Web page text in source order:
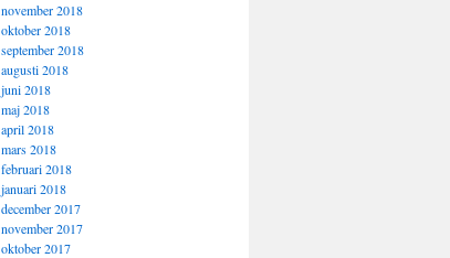
november 2018
oktober 2018
september 2018
augusti 2018
juni 2018
maj 2018
april 2018
mars 2018
februari 2018
januari 2018
december 2017
november 2017
oktober 2017